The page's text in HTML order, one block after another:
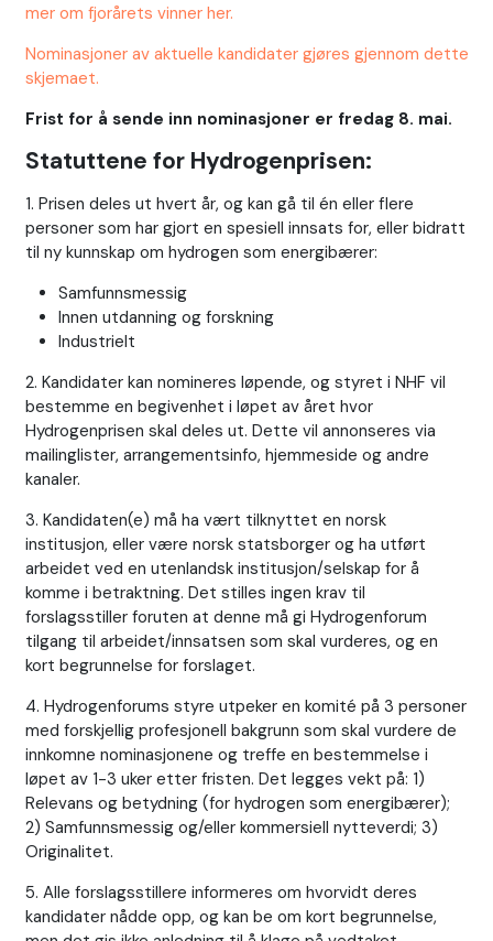
mer om fjorårets vinner her.
Nominasjoner av aktuelle kandidater gjøres gjennom dette
skjemaet.
Frist for å sende inn nominasjoner er fredag 8. mai.
Statuttene for Hydrogenprisen:
1. Prisen deles ut hvert år, og kan gå til én eller flere
personer som har gjort en spesiell innsats for, eller bidratt
til ny kunnskap om hydrogen som energibærer:
Samfunnsmessig
Innen utdanning og forskning
Industrielt
2. Kandidater kan nomineres løpende, og styret i NHF vil
bestemme en begivenhet i løpet av året hvor
Hydrogenprisen skal deles ut. Dette vil annonseres via
mailinglister, arrangementsinfo, hjemmeside og andre
kanaler.
3. Kandidaten(e) må ha vært tilknyttet en norsk
institusjon, eller være norsk statsborger og ha utført
arbeidet ved en utenlandsk institusjon/selskap for å
komme i betraktning. Det stilles ingen krav til
forslagsstiller foruten at denne må gi Hydrogenforum
tilgang til arbeidet/innsatsen som skal vurderes, og en
kort begrunnelse for forslaget.
4. Hydrogenforums styre utpeker en komité på 3 personer
med forskjellig profesjonell bakgrunn som skal vurdere de
innkomne nominasjonene og treffe en bestemmelse i
løpet av 1-3 uker etter fristen. Det legges vekt på: 1)
Relevans og betydning (for hydrogen som energibærer);
2) Samfunnsmessig og/eller kommersiell nytteverdi; 3)
Originalitet.
5. Alle forslagsstillere informeres om hvorvidt deres
kandidater nådde opp, og kan be om kort begrunnelse,